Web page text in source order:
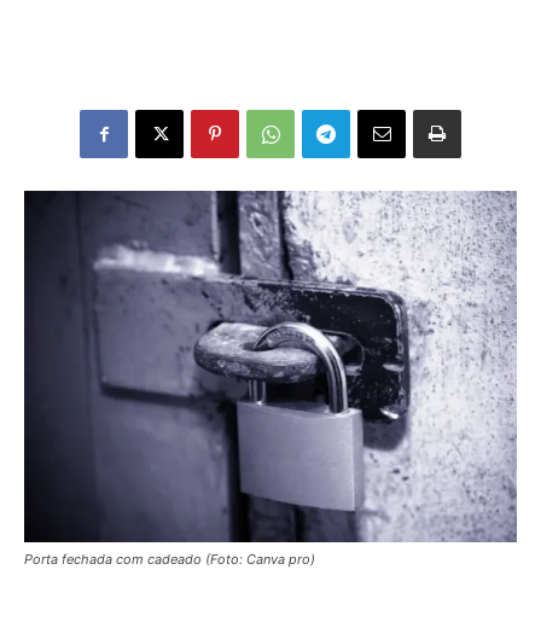
Porta fechada com cadeado (Foto: Canva pro)